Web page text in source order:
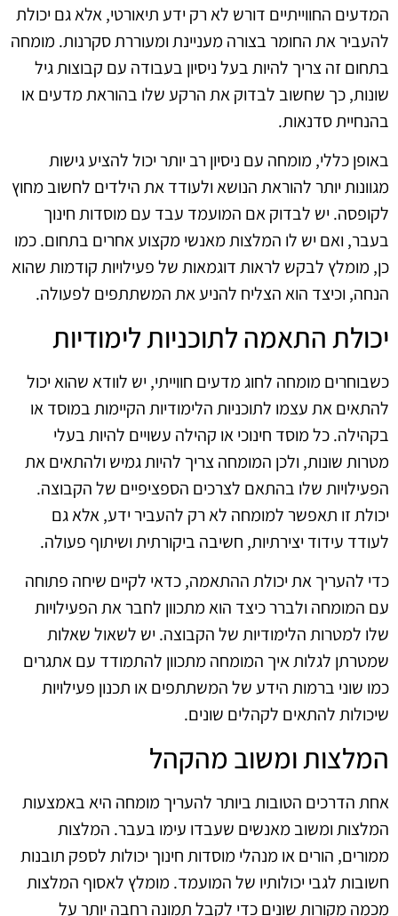
המדעים החווייתיים דורש לא רק ידע תיאורטי, אלא גם יכולת
להעביר את החומר בצורה מעניינת ומעוררת סקרנות. מומחה
בתחום זה צריך להיות בעל ניסיון בעבודה עם קבוצות גיל
שונות, כך שחשוב לבדוק את הרקע שלו בהוראת מדעים או
בהנחיית סדנאות.
באופן כללי, מומחה עם ניסיון רב יותר יכול להציע גישות
מגוונות יותר להוראת הנושא ולעודד את הילדים לחשוב מחוץ
לקופסה. יש לבדוק אם המועמד עבד עם מוסדות חינוך
בעבר, ואם יש לו המלצות מאנשי מקצוע אחרים בתחום. כמו
כן, מומלץ לבקש לראות דוגמאות של פעילויות קודמות שהוא
הנחה, וכיצד הוא הצליח להניע את המשתתפים לפעולה.
יכולת התאמה לתוכניות לימודיות
כשבוחרים מומחה לחוג מדעים חווייתי, יש לוודא שהוא יכול
להתאים את עצמו לתוכניות הלימודיות הקיימות במוסד או
בקהילה. כל מוסד חינוכי או קהילה עשויים להיות בעלי
מטרות שונות, ולכן המומחה צריך להיות גמיש ולהתאים את
הפעילויות שלו בהתאם לצרכים הספציפיים של הקבוצה.
יכולת זו תאפשר למומחה לא רק להעביר ידע, אלא גם
לעודד עידוד יצירתיות, חשיבה ביקורתית ושיתוף פעולה.
כדי להעריך את יכולת ההתאמה, כדאי לקיים שיחה פתוחה
עם המומחה ולברר כיצד הוא מתכוון לחבר את הפעילויות
שלו למטרות הלימודיות של הקבוצה. יש לשאול שאלות
שמטרתן לגלות איך המומחה מתכוון להתמודד עם אתגרים
כמו שוני ברמות הידע של המשתתפים או תכנון פעילויות
שיכולות להתאים לקהלים שונים.
המלצות ומשוב מהקהל
אחת הדרכים הטובות ביותר להעריך מומחה היא באמצעות
המלצות ומשוב מאנשים שעבדו עימו בעבר. המלצות
ממורים, הורים או מנהלי מוסדות חינוך יכולות לספק תובנות
חשובות לגבי יכולותיו של המועמד. מומלץ לאסוף המלצות
מכמה מקורות שונים כדי לקבל תמונה רחבה יותר על